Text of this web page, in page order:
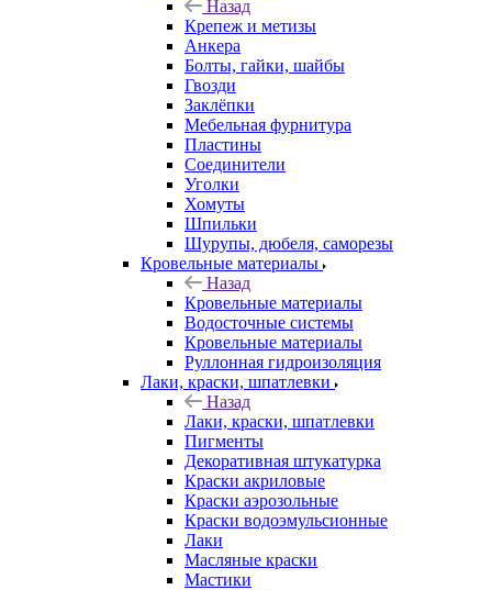
Назад
Крепеж и метизы
Анкера
Болты, гайки, шайбы
Гвозди
Заклёпки
Мебельная фурнитура
Пластины
Соединители
Уголки
Хомуты
Шпильки
Шурупы, дюбеля, саморезы
Кровельные материалы
Назад
Кровельные материалы
Водосточные системы
Кровельные материалы
Руллонная гидроизоляция
Лаки, краски, шпатлевки
Назад
Лаки, краски, шпатлевки
Пигменты
Декоративная штукатурка
Краски акриловые
Краски аэрозольные
Краски водоэмульсионные
Лаки
Масляные краски
Мастики